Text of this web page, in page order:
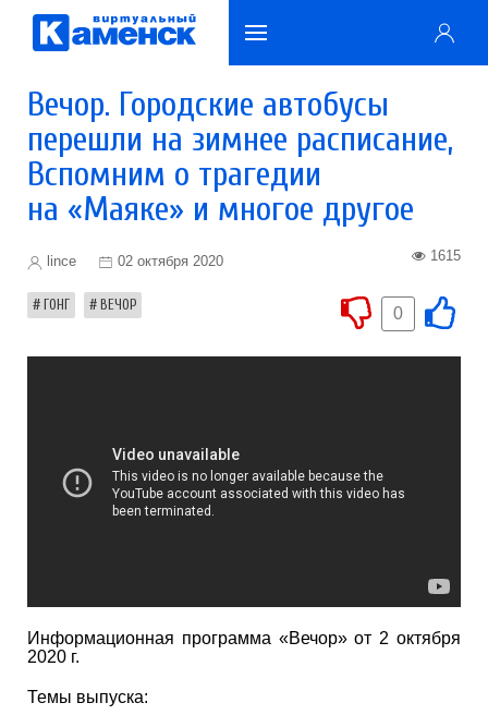
Вечор. Городские автобусы
перешли на зимнее расписание,
Вспомним о трагедии
на «Маяке» и многое другое
lince 02 октября 2020 1615
ГОНГ ВЕЧОР 0
Информационная программа «Вечор» от 2 октября
2020 г.
Темы выпуска: